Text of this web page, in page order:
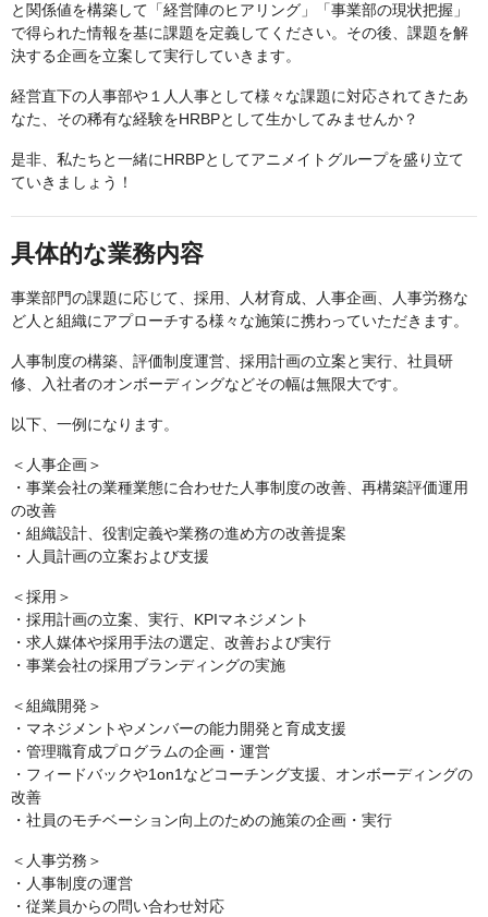
と関係値を構築して「経営陣のヒアリング」「事業部の現状把握」
で得られた情報を基に課題を定義してください。その後、課題を解
決する企画を立案して実行していきます。
経営直下の人事部や１人人事として様々な課題に対応されてきたあ
なた、その稀有な経験をHRBPとして生かしてみませんか？
是非、私たちと一緒にHRBPとしてアニメイトグループを盛り立て
ていきましょう！
具体的な業務内容
事業部門の課題に応じて、採用、人材育成、人事企画、人事労務な
ど人と組織にアプローチする様々な施策に携わっていただきます。
人事制度の構築、評価制度運営、採用計画の立案と実行、社員研
修、入社者のオンボーディングなどその幅は無限大です。
以下、一例になります。
＜人事企画＞
・事業会社の業種業態に合わせた人事制度の改善、再構築評価運用
の改善
・組織設計、役割定義や業務の進め方の改善提案
・人員計画の立案および支援
＜採用＞
・採用計画の立案、実行、KPIマネジメント
・求人媒体や採用手法の選定、改善および実行
・事業会社の採用ブランディングの実施
＜組織開発＞
・マネジメントやメンバーの能力開発と育成支援
・管理職育成プログラムの企画・運営
・フィードバックや1on1などコーチング支援、オンボーディングの
改善
・社員のモチベーション向上のための施策の企画・実行
＜人事労務＞
・人事制度の運営
・従業員からの問い合わせ対応